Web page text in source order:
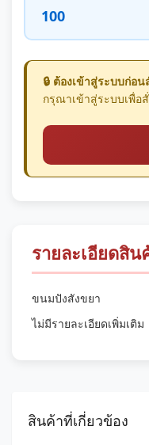
100
🔒 ต้องเข้าสู่ระบบก่อ
กรุณาเข้าสู่ระบบเพื่อ
รายละเอียดสิน
ขนมปังสังขยา
ไม่มีรายละเอียดเพิ่มเติม
สินค้าที่เกี่ยวข้อง